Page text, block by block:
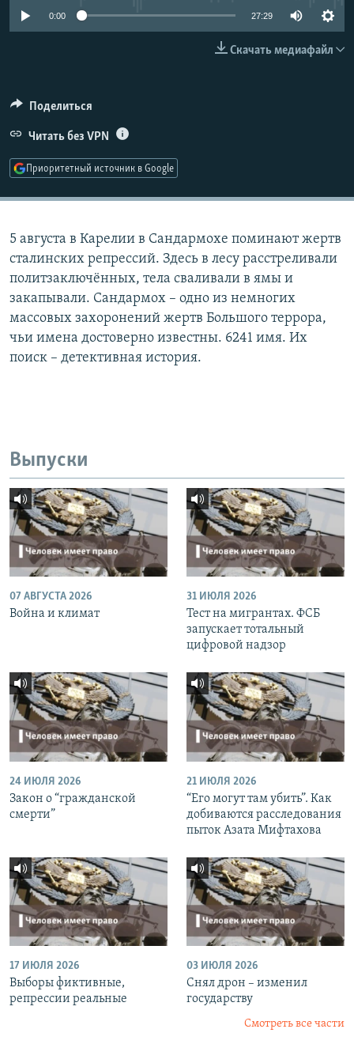
РАСПИСАНИЕ ВЕЩАНИЯ
0:00 27:29
Скачать медиафайл
Поделиться
Читать без VPN
Приоритетный источник в Google
5 августа в Карелии в Сандармохе поминают жертв
сталинских репрессий. Здесь в лесу расстреливали
политзаключённых, тела сваливали в ямы и
закапывали. Сандармох – одно из немногих
массовых захоронений жертв Большого террора,
чьи имена достоверно известны. 6241 имя. Их
поиск – детективная история.
Выпуски
07 АВГУСТА 2026
Война и климат
31 ИЮЛЯ 2026
Тест на мигрантах. ФСБ
запускает тотальный
цифровой надзор
24 ИЮЛЯ 2026
Закон о “гражданской
смерти”
21 ИЮЛЯ 2026
“Его могут там убить”. Как
добиваются расследования
пыток Азата Мифтахова
17 ИЮЛЯ 2026
Выборы фиктивные,
репрессии реальные
03 ИЮЛЯ 2026
Снял дрон – изменил
государству
Смотреть все части